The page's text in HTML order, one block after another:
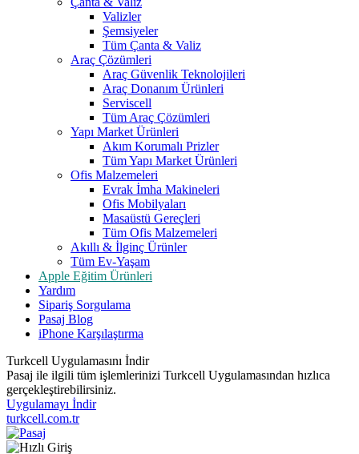
Valizler
Şemsiyeler
Tüm Çanta & Valiz
Araç Çözümleri
Araç Güvenlik Teknolojileri
Araç Donanım Ürünleri
Serviscell
Tüm Araç Çözümleri
Yapı Market Ürünleri
Akım Korumalı Prizler
Tüm Yapı Market Ürünleri
Ofis Malzemeleri
Evrak İmha Makineleri
Ofis Mobilyaları
Masaüstü Gereçleri
Tüm Ofis Malzemeleri
Akıllı & İlginç Ürünler
Tüm Ev-Yaşam
Apple Eğitim Ürünleri
Yardım
Sipariş Sorgulama
Pasaj Blog
iPhone Karşılaştırma
Turkcell Uygulamasını İndir
Pasaj ile ilgili tüm işlemlerinizi Turkcell Uygulamasından hızlıca
gerçekleştirebilirsiniz.
Uygulamayı İndir
turkcell.com.tr